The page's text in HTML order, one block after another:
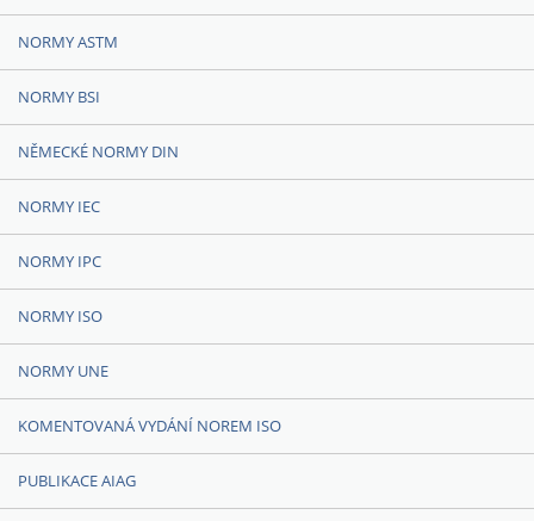
NORMY ASTM
NORMY BSI
NĚMECKÉ NORMY DIN
NORMY IEC
NORMY IPC
NORMY ISO
NORMY UNE
KOMENTOVANÁ VYDÁNÍ NOREM ISO
PUBLIKACE AIAG